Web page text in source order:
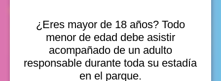
¿Eres mayor de 18 años? Todo
menor de edad debe asistir
acompañado de un adulto
responsable durante toda su estadía
en el parque.
vie, 14 ago, 10:00 a. m.
vie, 14 ago, 11:00 a. m.
vie, 14 ago, 12:00 p. m.